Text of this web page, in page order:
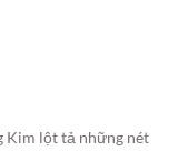
Kim lột tả những nét